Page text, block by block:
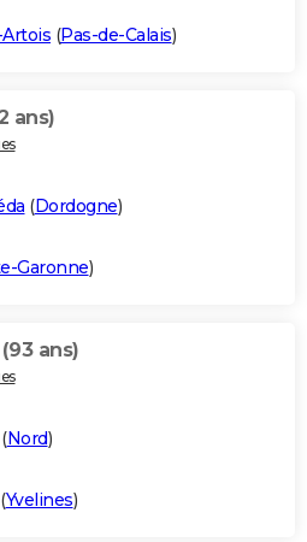
(Pas-de-Calais)
ans)
(Dordogne)
Garonne)
(93 ans)
Nord)
(Yvelines)